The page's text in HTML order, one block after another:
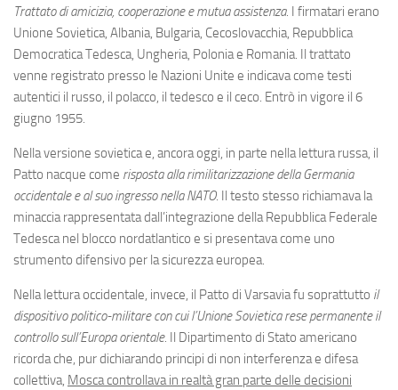
Trattato di amicizia, cooperazione e mutua assistenza. I firmatari erano
Unione Sovietica, Albania, Bulgaria, Cecoslovacchia, Repubblica
Democratica Tedesca, Ungheria, Polonia e Romania. Il trattato
venne registrato presso le Nazioni Unite e indicava come testi
autentici il russo, il polacco, il tedesco e il ceco. Entrò in vigore il 6
giugno 1955.
Nella versione sovietica e, ancora oggi, in parte nella lettura russa, il
Patto nacque come risposta alla rimilitarizzazione della Germania
occidentale e al suo ingresso nella NATO. Il testo stesso richiamava la
minaccia rappresentata dall’integrazione della Repubblica Federale
Tedesca nel blocco nordatlantico e si presentava come uno
strumento difensivo per la sicurezza europea.
Nella lettura occidentale, invece, il Patto di Varsavia fu soprattutto il
dispositivo politico-militare con cui l’Unione Sovietica rese permanente il
controllo sull’Europa orientale. Il Dipartimento di Stato americano
ricorda che, pur dichiarando principi di non interferenza e difesa
collettiva, Mosca controllava in realtà gran parte delle decisioni